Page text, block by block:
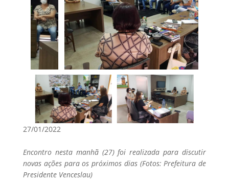
27/01/2022
Encontro nesta manhã (27) foi realizada para discutir
novas ações para os próximos dias (Fotos: Prefeitura de
Presidente Venceslau)